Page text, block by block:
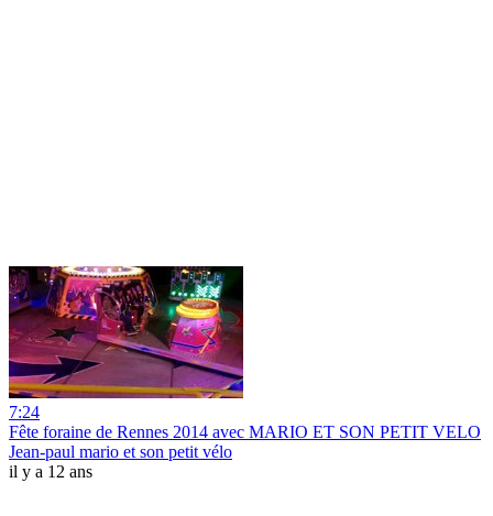
7:24
Fête foraine de Rennes 2014 avec MARIO ET SON PETIT VELO
Jean-paul mario et son petit vélo
il y a 12 ans